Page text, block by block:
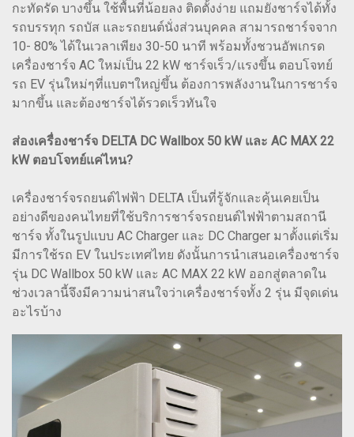
กะทัดรัด บางขึ้น ใช้พื้นที่น้อยลง ติดตั้งง่าย แถมยังชาร์จได้ทั้ง
รถบรรทุก รถบัส และรถยนต์นั่งส่วนบุคคล สามารถชาร์จจาก
10- 80% ได้ในเวลาเพียง 30-50 นาที พร้อมทั้งชวนอัพเกรด
เครื่องชาร์จ AC ใหม่เป็น 22 kW ชาร์จเร็ว/แรงขึ้น ตอบโจทย์
รถ EV รุ่นใหม่ๆที่แบตฯใหญ่ขึ้น ต้องการพลังงานในการชาร์จ
มากขึ้น และต้องชาร์จได้รวดเร็วทันใจ
ส่องเครื่องชาร์จ DELTA DC Wallbox 50 kW และ AC MAX 22
kW ตอบโจทย์แค่ไหน?
เครื่องชาร์จรถยนต์ไฟฟ้า DELTA เป็นที่รู้จักและคุ้นเคยเป็น
อย่างดีของคนไทยที่ใช้บริการชาร์จรถยนต์ไฟฟ้าตามสถานี
ชาร์จ ทั้งในรูปแบบ AC Charger และ DC Charger มาตั้งแต่เริ่ม
มีการใช้รถ EV ในประเทศไทย ดังนั้นการนำเสนอเครื่องชาร์จ
รุ่น DC Wallbox 50 kW และ AC MAX 22 kW ออกสู่ตลาดใน
ช่วงเวลานี้จึงมีความน่าสนใจว่าเครื่องชาร์จทั้ง 2 รุ่น มีจุดเด่น
อะไรบ้าง